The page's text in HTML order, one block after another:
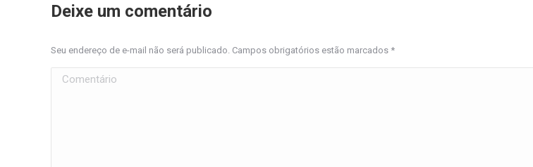
Deixe um comentário
Seu endereço de e-mail não será publicado. Campos obrigatórios estão marcados *
Comentário